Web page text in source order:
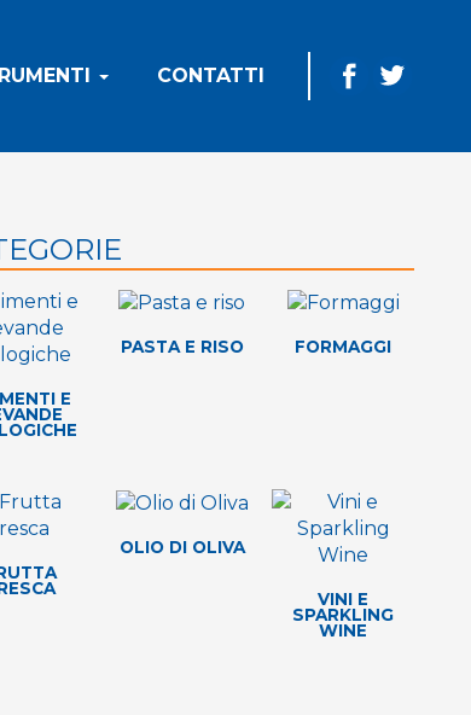
CONTATTI
E
PASTA E RISO FORMAGGI
OLIO DI OLIVA
VINI E
SPARKLING
WINE